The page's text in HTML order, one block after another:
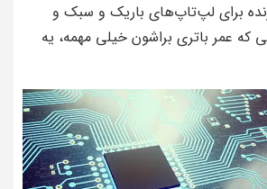
برای لپ‌تاپ‌های باریک و سبک و
که عمر باتری براشون خیلی مهمه، یه